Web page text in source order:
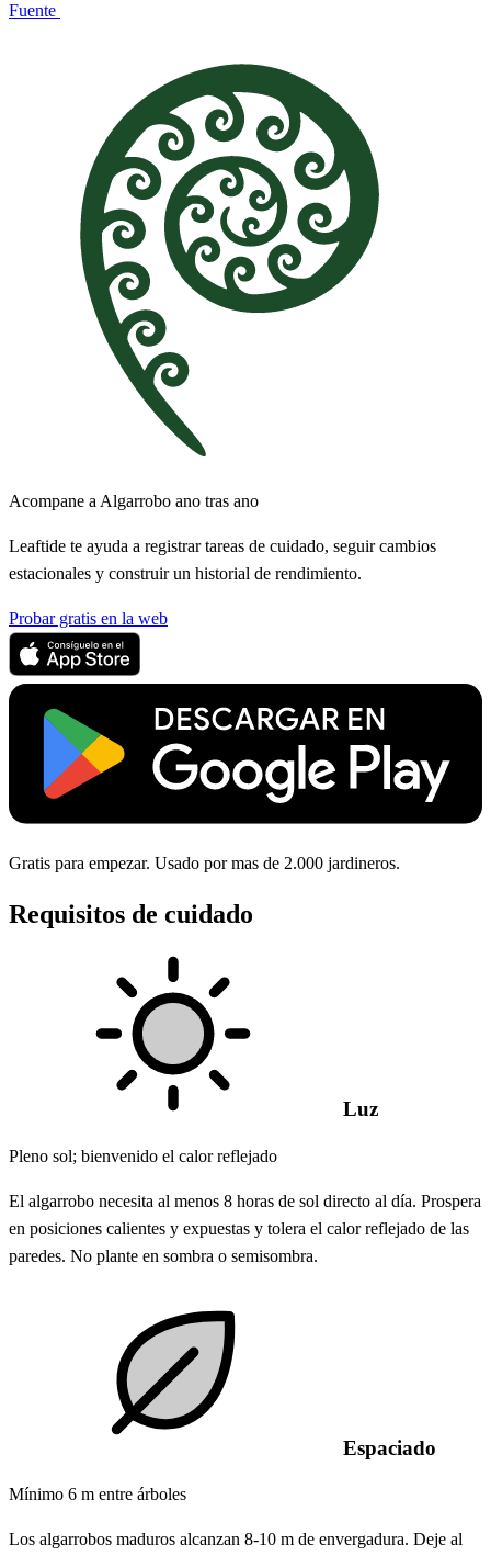
Fuente
Acompane a Algarrobo ano tras ano
Leaftide te ayuda a registrar tareas de cuidado, seguir cambios
estacionales y construir un historial de rendimiento.
Probar gratis en la web
Gratis para empezar. Usado por mas de 2.000 jardineros.
Requisitos de cuidado
Luz
Pleno sol; bienvenido el calor reflejado
El algarrobo necesita al menos 8 horas de sol directo al día. Prospera
en posiciones calientes y expuestas y tolera el calor reflejado de las
paredes. No plante en sombra o semisombra.
Espaciado
Mínimo 6 m entre árboles
Los algarrobos maduros alcanzan 8-10 m de envergadura. Deje al